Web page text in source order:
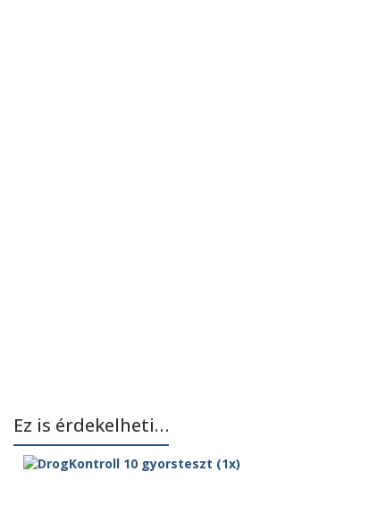
Ez is érdekelheti…